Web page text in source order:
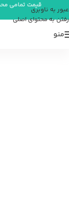
عبور به ناوبری
رفتن به محتوای اصلی
قیمت تمامی
منو